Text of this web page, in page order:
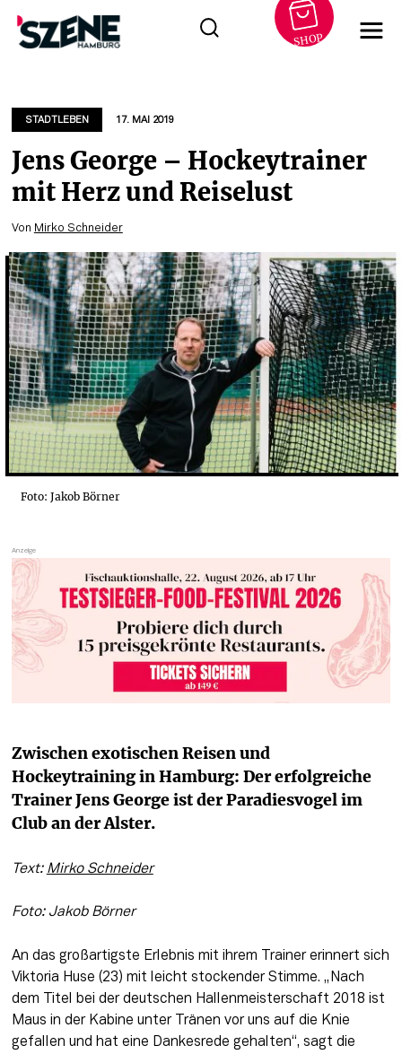
springen
SHOP
STADTLEBEN 17. MAI 2019
Jens George – Hockeytrainer
mit Herz und Reiselust
Von Mirko Schneider
Foto: Jakob Börner
Zwischen exotischen Reisen und
Hockeytraining in Hamburg: Der erfolgreiche
Trainer Jens George ist der Paradiesvogel im
Club an der Alster.
Text: Mirko Schneider
Foto: Jakob Börner
An das großartigste Erlebnis mit ihrem Trainer erinnert sich
Viktoria Huse (23) mit leicht stockender Stimme. „Nach
dem Titel bei der deutschen Hallenmeisterschaft 2018 ist
Maus in der Kabine unter Tränen vor uns auf die Knie
gefallen und hat eine Dankesrede gehalten“, sagt die